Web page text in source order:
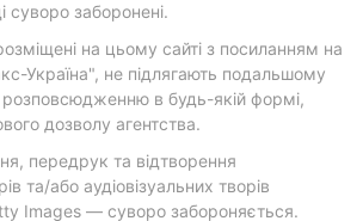
суворо заборонені.
на цьому сайті з посиланням на
Україна", не підлягають подальшому
розповсюдженню в будь-якій формі,
дозволу агентства.
передрук та відтворення
та/або аудіовізуальних творів
Images — суворо забороняється.